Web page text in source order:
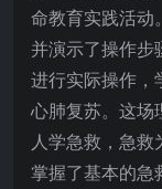
命教育实践活动
并演示了操作步
进行实际操作，
心肺复苏。这场
人学急救，急
掌握了基本的急